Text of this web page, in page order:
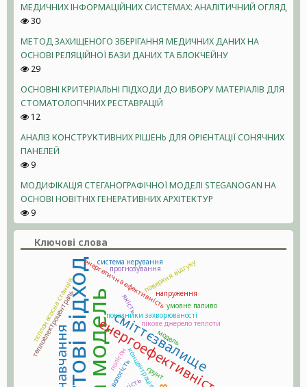
МЕДИЧНИХ ІНФОРМАЦІЙНИХ СИСТЕМАХ: АНАЛІТИЧНИЙ ОГЛЯД
30
МЕТОД ЗАХИЩЕНОГО ЗБЕРІГАННЯ МЕДИЧНИХ ДАНИХ НА
ОСНОВІ РЕЛЯЦІЙНОЇ БАЗИ ДАНИХ ТА БЛОКЧЕЙНУ
29
ОСНОВНІ КРИТЕРІАЛЬНІ ПІДХОДИ ДО ВИБОРУ МАТЕРІАЛІВ ДЛЯ
СТОМАТОЛОГІЧНИХ РЕСТАВРАЦІЙ
12
АНАЛІЗ КОНСТРУКТИВНИХ РІШЕНЬ ДЛЯ ОРІЄНТАЦІЇ СОНЯЧНИХ
ПАНЕЛЕЙ
9
МОДИФІКАЦІЯ СТЕГАНОГРАФІЧНОЇ МОДЕЛІ STEGANOGAN НА
ОСНОВІ НОВІТНІХ ГЕНЕРАТИВНИХ АРХІТЕКТУР
9
Ключові слова
сміттєзвалище
енергоефективність
полігонконцентрація
показники захворюваності
енергетична ефективність
ґрунт
теплоелектроцентраль
теплонасосна станція пікове джерело теплоти
якість
прогнозування
система керування
модель
умовне паливо
поверхня відгуку
напруження
вологість